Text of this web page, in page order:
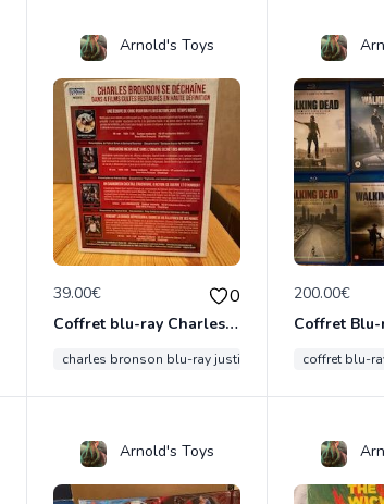
Arnold's Toys
39.00€ 0
Coffret blu-ray Charles Bronson
charles bronson blu-ray justicier
200.00€
coffret blu-
Arnold's Toys